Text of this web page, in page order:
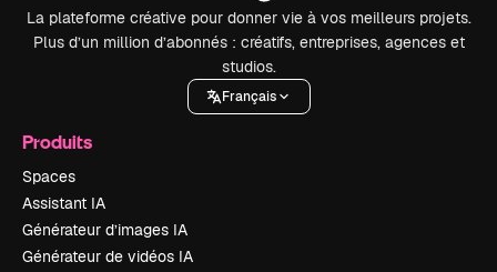
La plateforme créative pour donner vie à vos meilleurs projets.
Plus d’un million d’abonnés : créatifs, entreprises, agences et
studios.
Français
Produits
Spaces
Assistant IA
Générateur d’images IA
Générateur de vidéos IA